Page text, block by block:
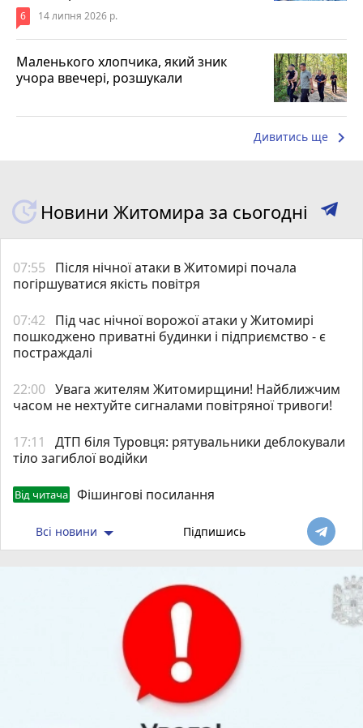
6 14 липня 2026 р.
Маленького хлопчика, який зник
учора ввечері, розшукали
Дивитись ще keyboard_arrow_right
Новини Житомира за сьогодні
07:55
Після нічної атаки в Житомирі почала
погіршуватися якість повітря
07:42
Під час нічної ворожої атаки у Житомирі
пошкоджено приватні будинки і підприємство - є
постраждалі
22:00 Увага жителям Житомирщини! Найближчим
часом не нехтуйте сигналами повітряної тривоги!
17:11
ДТП біля Туровця: рятувальники деблокували
тіло загиблої водійки
Від читача Фішингові посилання
Всі новини Підпишись